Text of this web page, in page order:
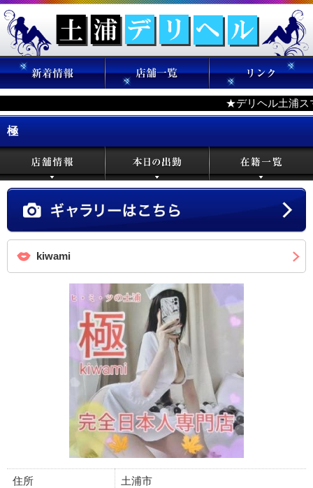
★デリヘル土浦ス
極
kiwami
住所 土浦市